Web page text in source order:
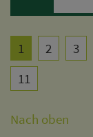
1 2 3
11
Nach oben